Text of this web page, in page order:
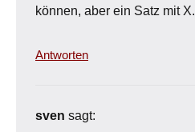
können, aber ein Satz mit X.
Antworten
sven sagt: